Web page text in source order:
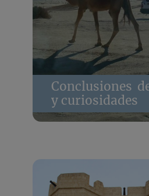
Conclusiones
y curiosidades